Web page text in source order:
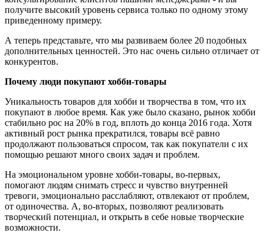
получите высокий уровень сервиса только по одному этому
приведенному примеру.
А теперь представьте, что мы развиваем более 20 подобных
дополнительных ценностей. Это нас очень сильно отличает от
конкурентов.
Почему люди покупают хобби-товары
Уникальность товаров для хобби и творчества в том, что их
покупают в любое время. Как уже было сказано, рынок хобби
стабильно рос на 20% в год, вплоть до конца 2016 года. Хотя
активный рост рынка прекратился, товары всё равно
продолжают пользоваться спросом, так как покупатели с их
помощью решают много своих задач и проблем.
На эмоциональном уровне хобби-товары, во-первых,
помогают людям снимать стресс и чувство внутренней
тревоги, эмоционально расслабляют, отвлекают от проблем,
от одиночества. А, во-вторых, позволяют реализовать
творческий потенциал, и открыть в себе новые творческие
возможности.